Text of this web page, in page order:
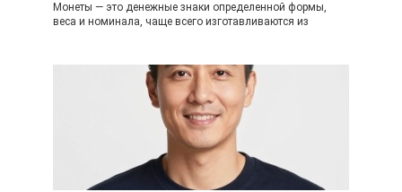
Монеты — это денежные знаки определенной формы,
веса и номинала, чаще всего изготавливаются из